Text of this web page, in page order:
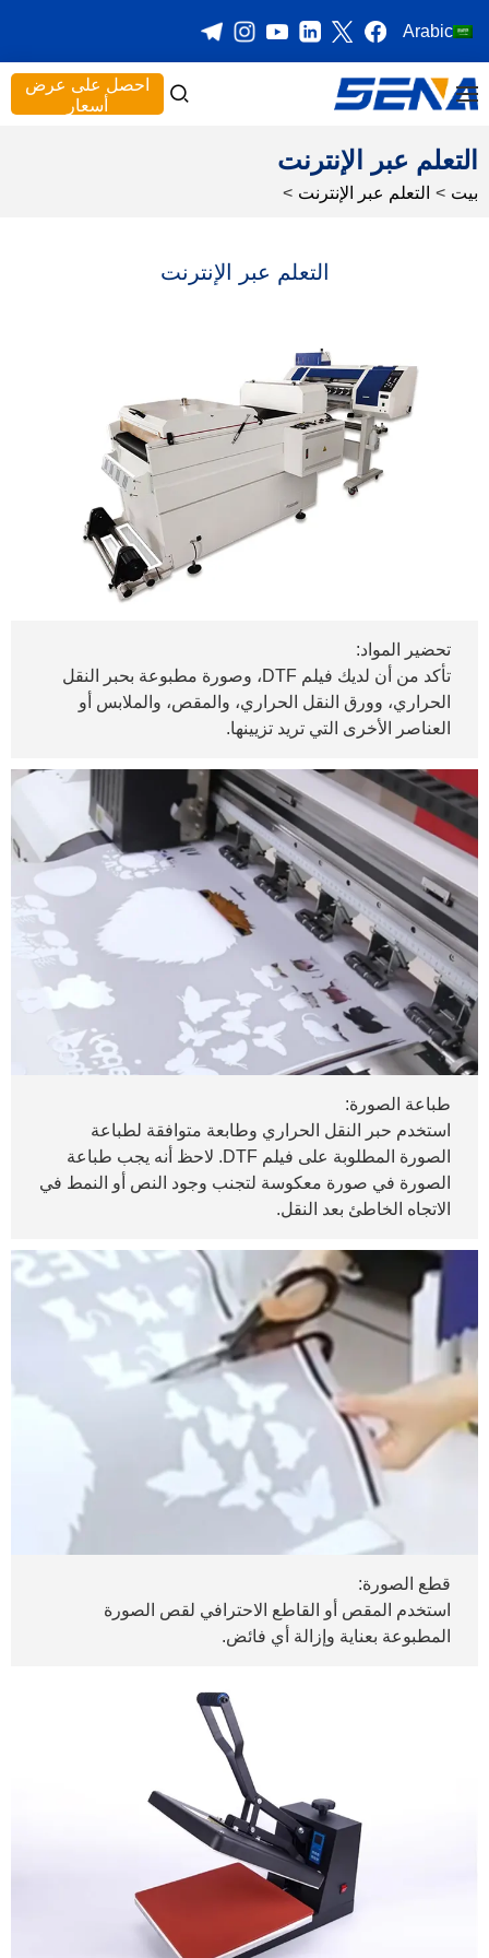
Arabic
احصل على عرض
أسعار
التعلم عبر الإنترنت
بيت > التعلم عبر الإنترنت >
التعلم عبر الإنترنت
تحضير المواد:
تأكد من أن لديك فيلم DTF، وصورة مطبوعة بحبر النقل
الحراري، وورق النقل الحراري، والمقص، والملابس أو
العناصر الأخرى التي تريد تزيينها.
طباعة الصورة:
استخدم حبر النقل الحراري وطابعة متوافقة لطباعة
الصورة المطلوبة على فيلم DTF. لاحظ أنه يجب طباعة
الصورة في صورة معكوسة لتجنب وجود النص أو النمط في
الاتجاه الخاطئ بعد النقل.
قطع الصورة:
استخدم المقص أو القاطع الاحترافي لقص الصورة
المطبوعة بعناية وإزالة أي فائض.